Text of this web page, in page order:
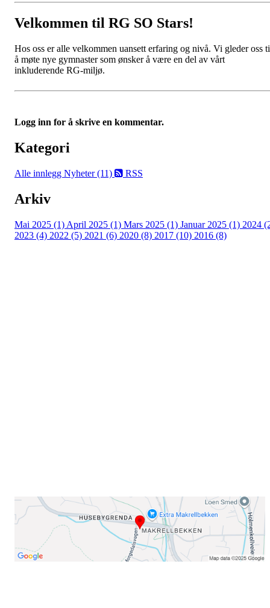
Velkommen til RG SO Stars!
Hos oss er alle velkommen uansett erfaring og nivå. Vi gleder oss
å møte nye gymnaster som ønsker å være en del av vårt
inkluderende RG-miljø.
Logg inn for å skrive en kommentar.
Kategori
Alle innlegg Nyheter (11) RSS
Arkiv
Mai 2025 (1) April 2025 (1) Mars 2025 (1) Januar 2025 (1) 2024
2023 (4) 2022 (5) 2021 (6) 2020 (8) 2017 (10) 2016 (8)